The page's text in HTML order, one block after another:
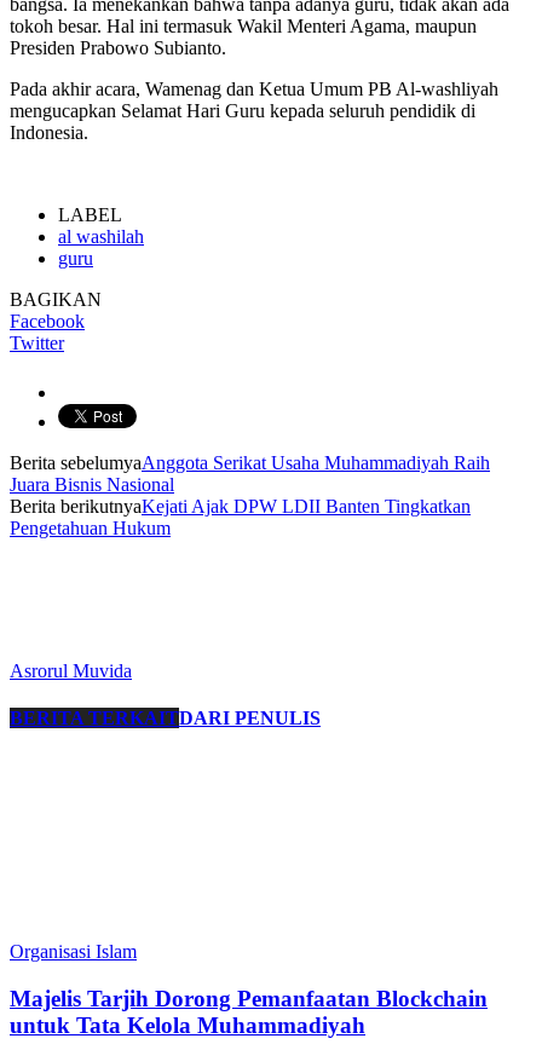
tokoh besar. Hal ini termasuk Wakil Menteri Agama, maupun
Presiden Prabowo Subianto.
Pada akhir acara, Wamenag dan Ketua Umum PB Al-washliyah
mengucapkan Selamat Hari Guru kepada seluruh pendidik di
Indonesia.
LABEL
al washilah
guru
BAGIKAN
Facebook
Twitter
Berita sebelumyaAnggota Serikat Usaha Muhammadiyah Raih
Juara Bisnis Nasional
Berita berikutnyaKejati Ajak DPW LDII Banten Tingkatkan
Pengetahuan Hukum
Asrorul Muvida
BERITA TERKAITDARI PENULIS
Organisasi Islam
Majelis Tarjih Dorong Pemanfaatan Blockchain
untuk Tata Kelola Muhammadiyah